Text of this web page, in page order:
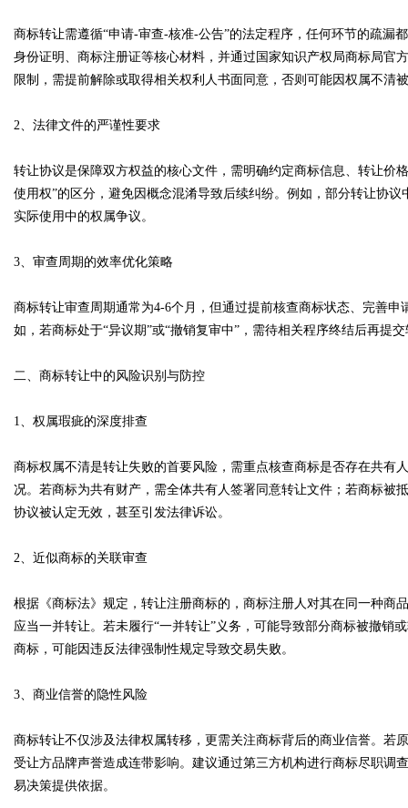
ar
d
商标转让需遵循“申请-审查-核准-公告”的法定程序，任何环节的疏漏
身份证明、商标注册证等核心材料，并通过国家知识产权局商标局官
限制，需提前解除或取得相关权利人书面同意，否则可能因权属不清
2、法律文件的严谨性要求
转让协议是保障双方权益的核心文件，需明确约定商标信息、转让价
使用权”的区分，避免因概念混淆导致后续纠纷。例如，部分转让协
实际使用中的权属争议。
3、审查周期的效率优化策略
商标转让审查周期通常为4-6个月，但通过提前核查商标状态、完善
如，若商标处于“异议期”或“撤销复审中”，需待相关程序终结后再提
二、商标转让中的风险识别与防控
1、权属瑕疵的深度排查
商标权属不清是转让失败的首要风险，需重点核查商标是否存在共有
况。若商标为共有财产，需全体共有人签署同意转让文件；若商标被
协议被认定无效，甚至引发法律诉讼。
2、近似商标的关联审查
根据《商标法》规定，转让注册商标的，商标注册人对其在同一种商
应当一并转让。若未履行“一并转让”义务，可能导致部分商标被撤销
商标，可能因违反法律强制性规定导致交易失败。
3、商业信誉的隐性风险
商标转让不仅涉及法律权属转移，更需关注商标背后的商业信誉。若
受让方品牌声誉造成连带影响。建议通过第三方机构进行商标尽职调
易决策提供依据。